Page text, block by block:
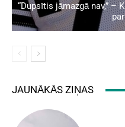
“Dupsītis jāmazgā nav,” –
JAUNĀKĀS ZIŅAS